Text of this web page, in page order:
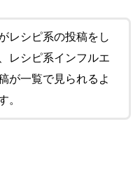
レシピ系の投稿をし
レシピ系インフルエ
が一覧で見られるよ
。